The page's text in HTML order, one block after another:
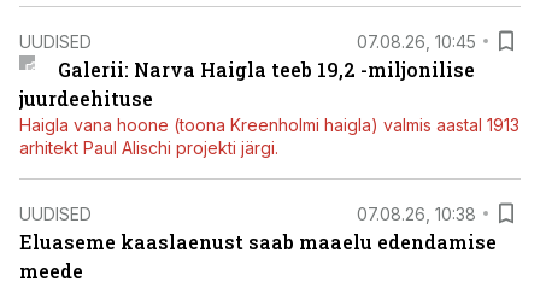
UUDISED 07.08.26, 10:45
Galerii: Narva Haigla teeb 19,2 -miljonilise
juurdeehituse
Haigla vana hoone (toona Kreenholmi haigla) valmis aastal 1913
arhitekt Paul Alischi projekti järgi.
UUDISED 07.08.26, 10:38
Eluaseme kaaslaenust saab maaelu edendamise
meede